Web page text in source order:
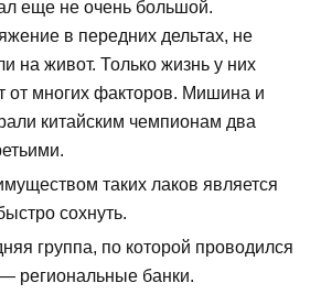
еще не очень большой.
в передних дельтах, не
на живот. Только жизнь у них
от многих факторов. Мишина и
китайским чемпионам два
таких лаков является
сохнуть.
группа, по которой проводился
региональные банки.